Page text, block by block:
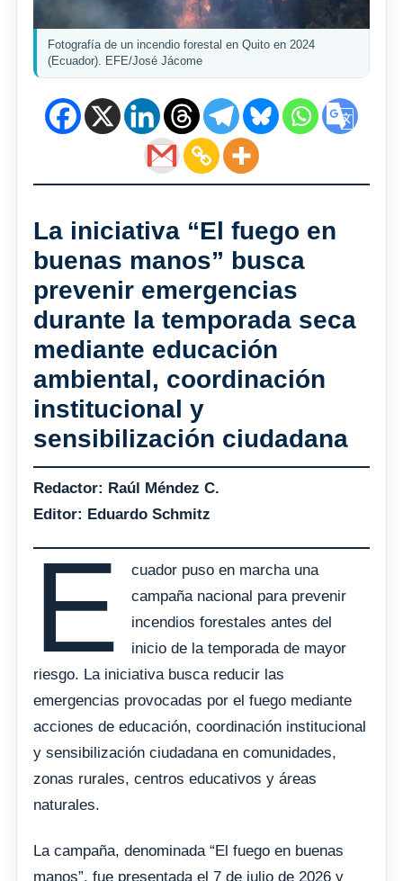
Fotografía de un incendio forestal en Quito en 2024
(Ecuador). EFE/José Jácome
La iniciativa “El fuego en
buenas manos” busca
prevenir emergencias
durante la temporada seca
mediante educación
ambiental, coordinación
institucional y
sensibilización ciudadana
Redactor: Raúl Méndez C.
Editor: Eduardo Schmitz
E
cuador puso en marcha una
campaña nacional para prevenir
incendios forestales antes del
inicio de la temporada de mayor
riesgo. La iniciativa busca reducir las
emergencias provocadas por el fuego mediante
acciones de educación, coordinación institucional
y sensibilización ciudadana en comunidades,
zonas rurales, centros educativos y áreas
naturales.
La campaña, denominada “El fuego en buenas
manos”, fue presentada el 7 de julio de 2026 y